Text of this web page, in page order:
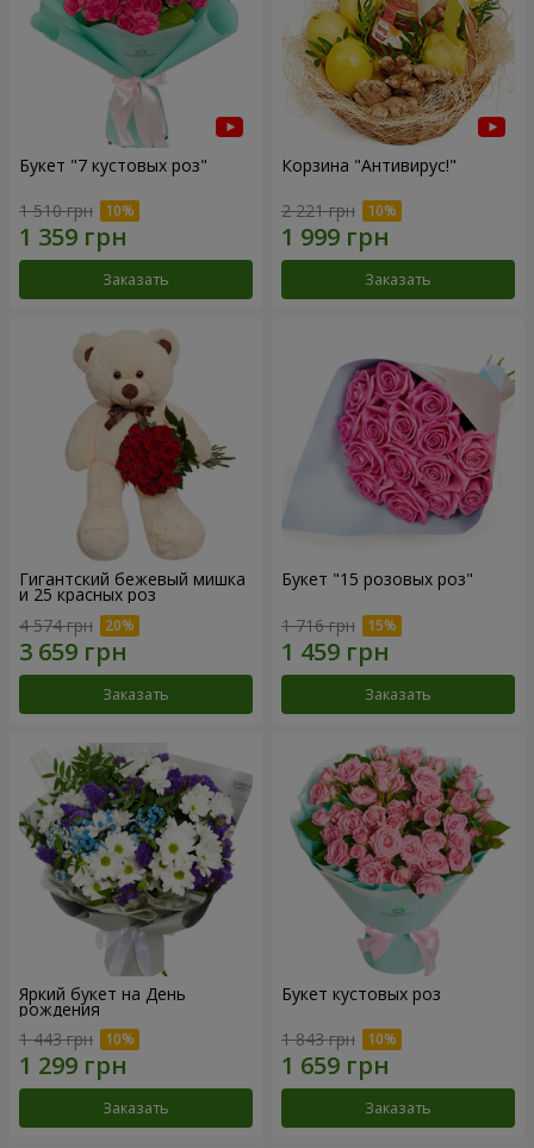
Букет "7 кустовых роз"
1 510 грн
Заказать
Корзина "Антивирус!"
2 221 грн
Заказать
Гигантский бежевый мишка
и 25 красных роз
4 574 грн
Заказать
Букет "15 розовых роз"
1 716 грн
Заказать
Яркий букет на День
рождения
1 443 грн
Заказать
Букет кустовых роз
1 843 грн
Заказать